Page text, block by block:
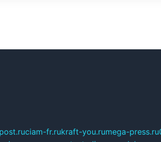
ciam-fr.rukraft-you.rumega-press.ru